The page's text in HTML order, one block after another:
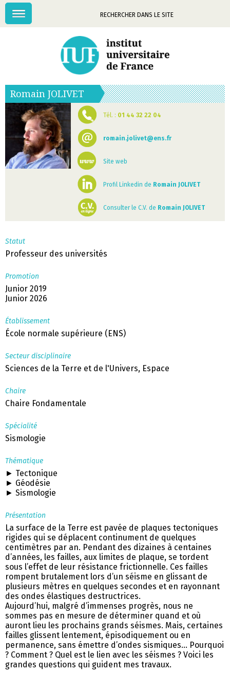
Mots-
Menu
Romain JOLIVET
Tél. : 01 44 32 22 04
romain.jolivet@ens.fr
Site web
Profil Linkedin de Romain JOLIVET
Consulter le C.V. de Romain JOLIVET
Statut
Professeur des universités
Promotion
Junior 2019
Junior 2026
Établissement
École normale supérieure (ENS)
Secteur disciplinaire
Sciences de la Terre et de l'Univers, Espace
Chaire
Chaire Fondamentale
Spécialité
Sismologie
Thématique
► Tectonique
► Géodésie
► Sismologie
Présentation
La surface de la Terre est pavée de plaques tectoniques
rigides qui se déplacent continument de quelques
centimètres par an. Pendant des dizaines à centaines
d’années, les failles, aux limites de plaque, se tordent
sous l’effet de leur résistance frictionnelle. Ces failles
rompent brutalement lors d’un séisme en glissant de
plusieurs mètres en quelques secondes et en rayonnant
des ondes élastiques destructrices.
Aujourd’hui, malgré d’immenses progrès, nous ne
sommes pas en mesure de déterminer quand et où
auront lieu les prochains grands séismes. Mais, certaines
failles glissent lentement, épisodiquement ou en
permanence, sans émettre d’ondes sismiques… Pourquoi
? Comment ? Quel est le lien avec les séismes ? Voici les
grandes questions qui guident mes travaux.